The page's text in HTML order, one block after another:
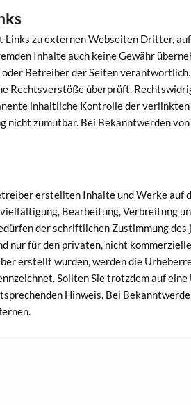
Links zu externen Webseiten Dritter,
Inhalte auch keine Gewähr
Betreiber der Seiten
Rechtsverstöße überprüft.
inhaltliche Kontrolle der
nicht zumutbar. Bei Bekanntwerden
erstellten Inhalte und Werke auf
Bearbeitung, Verbreitung
der schriftlichen Zustimmung
nur für den privaten, nicht
erstellt wurden, werden die
Sollten Sie trotzdem auf
Hinweis. Bei